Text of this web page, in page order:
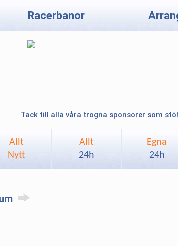
Racerbanor
Tack till alla våra trogna sponsorer som
Allt
Nytt
Allt
24h
Egna
24h